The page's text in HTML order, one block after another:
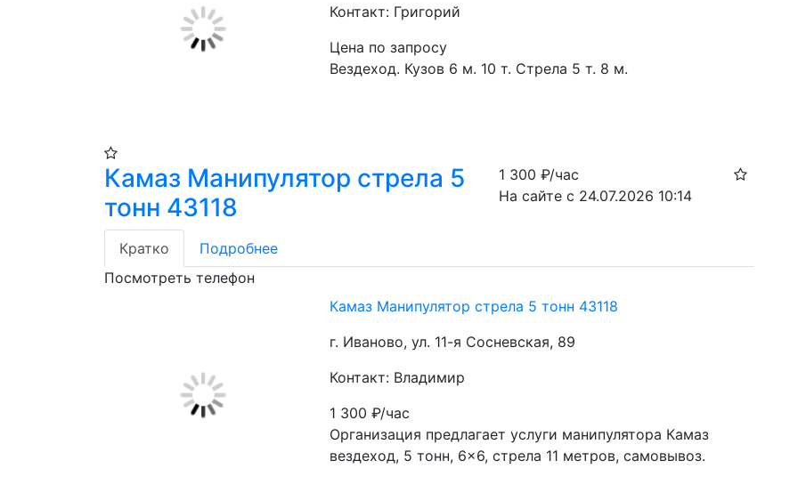
Контакт: Григорий
Цена по запросу
Вездеход. Кузов 6 м. 10 т. Стрела 5 т. 8 м.
Камаз Манипулятор стрела 5
тонн 43118
1 300₽/час
На сайте с 24.07.2026 10:14
Кратко
Подробнее
Посмотреть телефон
Камаз Манипулятор стрела 5 тонн 43118
г. Иваново, ул. 11-я Сосневская, 89
Контакт: Владимир
1 300₽/час
Организация предлагает услуги манипулятора Камаз
вездеход, 5 тонн, 6×6, стрела 11 метров, самовывоз.